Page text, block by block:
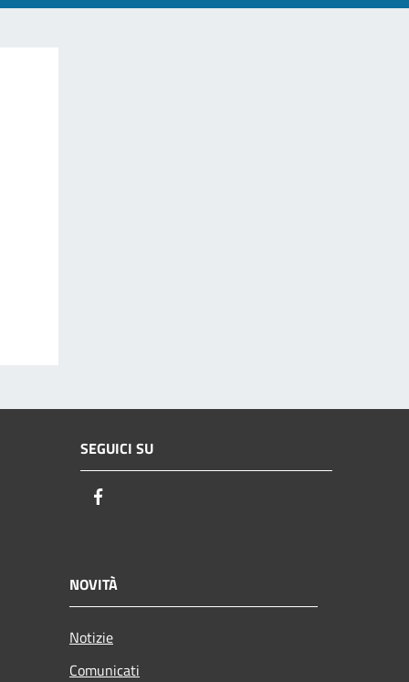
SEGUICI SU
NOVITÀ
Notizie
Comunicati